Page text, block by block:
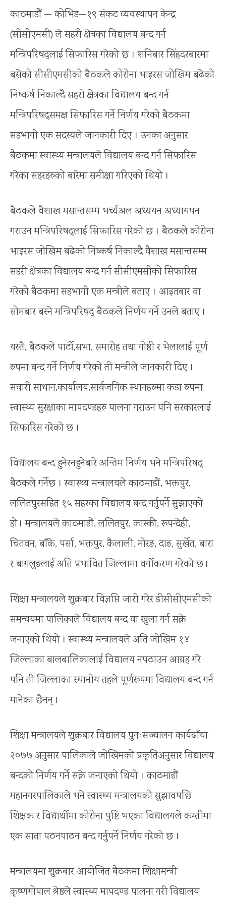
काठमाडौँ — कोभिड—१९ संकट व्यवस्थापन केन्द्र
(सीसीएमसी) ले सहरी क्षेत्रका विद्यालय बन्द गर्न
मन्त्रिपरिषद्लाई सिफारिस गरेको छ । शनिबार सिंहदरबारमा
बसेको सीसीएमसीको बैठकले कोरोना भाइरस जोखिम बढेको
निष्कर्ष निकाल्दै सहरी क्षेत्रका विद्यालय बन्द गर्न
मन्त्रिपरिषद्‌समक्ष सिफारिस गर्ने निर्णय गरेको बैठकमा
सहभागी एक सदस्यले जानकारी दिए । उनका अनुसार
बैठकमा स्वास्थ्य मन्त्रालयले विद्यालय बन्द गर्न सिफारिस
गरेका सहरहरुको बारेमा समीक्षा गरिएको थियो ।
बैठकले वैशाख मसान्तसम्म भर्च्यअल अध्ययन अध्यायपन
गराउन मन्त्रिपरिषद्लाई सिफारिस गरेको छ । बैठकले कोरोना
भाइरस जोखिम बढेको निष्कर्ष निकाल्दै वैशाख मसान्तसम्म
सहरी क्षेत्रका विद्यालय बन्द गर्न सीसीएमसीको सिफारिस
गरेको बैठकमा सहभागी एक मन्त्रीले बताए । आइतबार वा
सोमबार बस्‍ने मन्त्रिपरिषद् बैठकले निर्णय गर्ने उनले बताए ।
यस्तै, बैठकले पार्टी,सभा, समारोह तथा गोष्ठी र भेलालाई पूर्ण
रुपमा बन्द गर्ने निर्णय गरेको ती मन्त्रीले जानकारी दिए ।
सवारी साधान,कार्यालय,सार्वजनिक स्थानहरुमा कडा रुपमा
स्वास्थ्य सुरक्षाका मापदण्डहरु पालना गराउन पनि सरकारलाई
सिफारिस गरेको छ ।
विद्यालय बन्द हुनेरनहुनेबारे अन्तिम निर्णय भने मन्त्रिपरिषद्
बैठकले गर्नेछ । स्वास्थ्य मन्त्रालयले काठमाडौं, भक्तपुर,
ललितपुरसहित १५ सहरका विद्यालय बन्द गर्नुपर्ने सुझाएको
हो । मन्त्रालयले काठमाडौं, ललितपुर, कास्की, रूपन्देही,
चितवन, बाँके, पर्सा, भक्तपुर, कैलाली, मोरङ, दाङ, सुर्खेत, बारा
र बागलुङलाई अति प्रभावित जिल्लामा वर्गीकरण गरेको छ ।
शिक्षा मन्त्रालयले शुक्रबार विज्ञप्ति जारी गरेर डीसीसीएमसीको
समन्वयमा पालिकाले विद्यालय बन्द वा खुला गर्न सक्ने
जनाएको थियो । स्वास्थ्य मन्त्रालयले अति जोखिम १४
जिल्लाका बालबालिकालाई विद्यालय नपठाउन आग्रह गरे
पनि ती जिल्लाका स्थानीय तहले पूर्णरूपमा विद्यालय बन्द गर्न
मानेका छैनन् ।
शिक्षा मन्त्रालयले शुक्रबार विद्यालय पुनःसञ्चालन कार्यढाँचा
२०७७ अनुसार पालिकाले जोखिमको प्रकृतिअनुसार विद्यालय
बन्दको निर्णय गर्ने सक्ने जनाएको थियो । काठमाडौं
महानगरपालिकाले भने स्वास्थ्य मन्त्रालयको सुझावपछि
शिक्षक र विद्यार्थीमा कोरोना पुष्टि भएका विद्यालयले कम्तीमा
एक साता पठनपाठन बन्द गर्नुपर्ने निर्णय गरेको छ ।
मन्त्रालयमा शुक्रबार आयोजित बैठकमा शिक्षामन्त्री
कृष्णगोपाल श्रेष्ठले स्वास्थ्य मापदण्ड पालना गरी विद्यालय